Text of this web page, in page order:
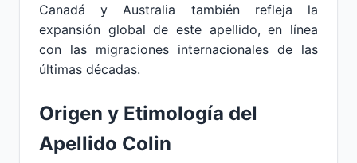
Canadá y Australia también refleja la
expansión global de este apellido, en línea
con las migraciones internacionales de las
últimas décadas.
Origen y Etimología del
Apellido Colin